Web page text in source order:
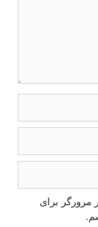
مرورگر برای